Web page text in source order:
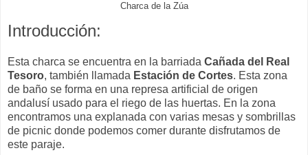
Charca de la Zúa
Introducción:
Esta charca se encuentra en la barriada Cañada del Real
Tesoro, también llamada Estación de Cortes. Esta zona
de baño se forma en una represa artificial de origen
andalusí usado para el riego de las huertas. En la zona
encontramos una explanada con varias mesas y sombrillas
de picnic donde podemos comer durante disfrutamos de
este paraje.